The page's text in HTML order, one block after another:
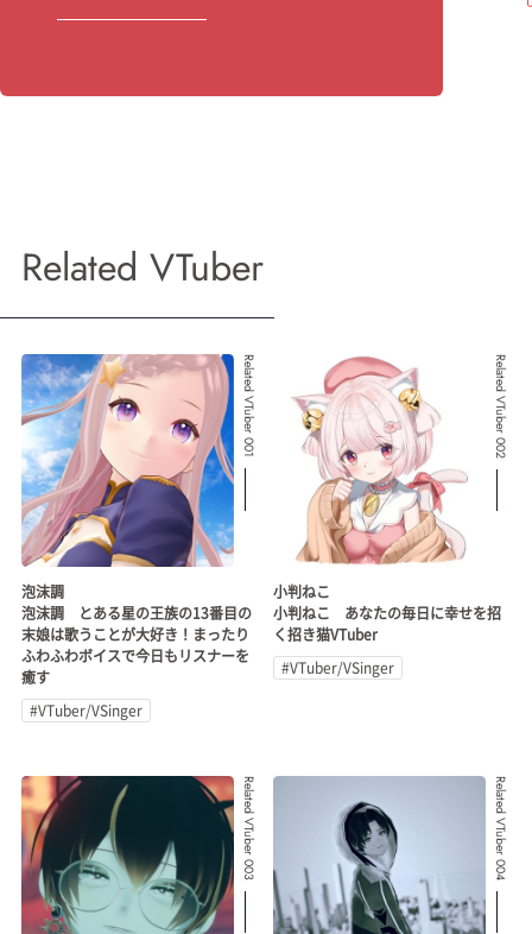
Related VTuber
Related VTuber 001
泡沫調
泡沫調 とある星の王族の13番目の
末娘は歌うことが大好き！まったり
ふわふわボイスで今日もリスナーを
癒す
#VTuber/VSinger
Related VTuber 002
小判ねこ
小判ねこ あなたの毎日に幸せを招
く招き猫VTuber
#VTuber/VSinger
Related VTuber 003 Related VTuber 004